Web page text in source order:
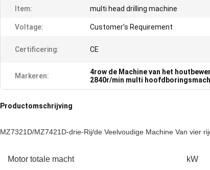
Item: multi head drilling machine
Voltage: Customer's Requirement
Certificering: CE
Markeren: 4row de Machine van het
2840r/min multi
Productomschrijving
MZ7321D/MZ7421D-drie-Rij/de Veelvoudige Machine Van vier
Motor totale macht
kW